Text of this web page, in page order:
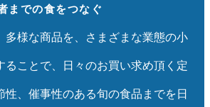
までの食をつなぐ
多様な商品を、さまざまな業態の小
ることで、日々のお買い求め頂く定
性、催事性のある旬の食品までを日